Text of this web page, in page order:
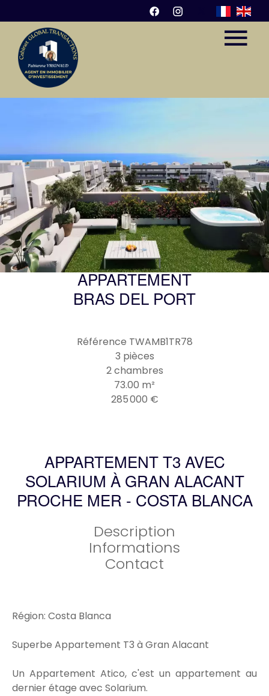
APPARTEMENT
BRAS DEL PORT
Référence TWAMB1TR78
3 pièces
2 chambres
73.00 m²
285 000 €
APPARTEMENT T3 AVEC
SOLARIUM À GRAN ALACANT
PROCHE MER - COSTA BLANCA
Description
Informations
Contact
Région: Costa Blanca
Superbe Appartement T3 à Gran Alacant
Un Appartement Atico, c'est un appartement au
dernier étage avec Solarium.